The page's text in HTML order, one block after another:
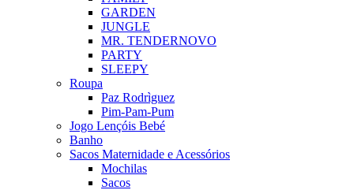
GARDEN
JUNGLE
MR. TENDERNOVO
PARTY
SLEEPY
Roupa
Paz Rodrìguez
Pim-Pam-Pum
Jogo Lençóis Bebé
Banho
Sacos Maternidade e Acessórios
Mochilas
Sacos